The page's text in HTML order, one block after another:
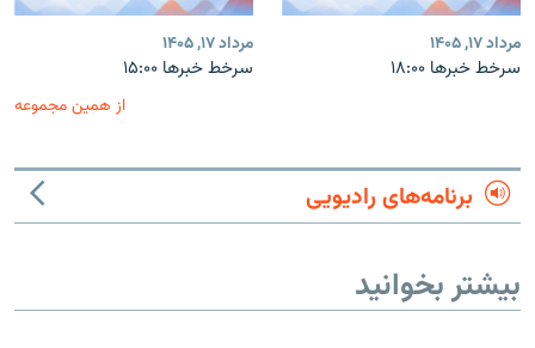
مرداد ۱۷, ۱۴۰۵
سرخط خبرها ۱۸:۰۰
مرداد ۱۷, ۱۴۰۵
سرخط خبرها ۱۵:۰۰
از همین مجموعه
برنامه‌های رادیویی
بیشتر بخوانید